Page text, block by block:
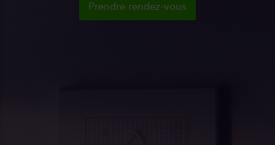
Prendre rendez-vous